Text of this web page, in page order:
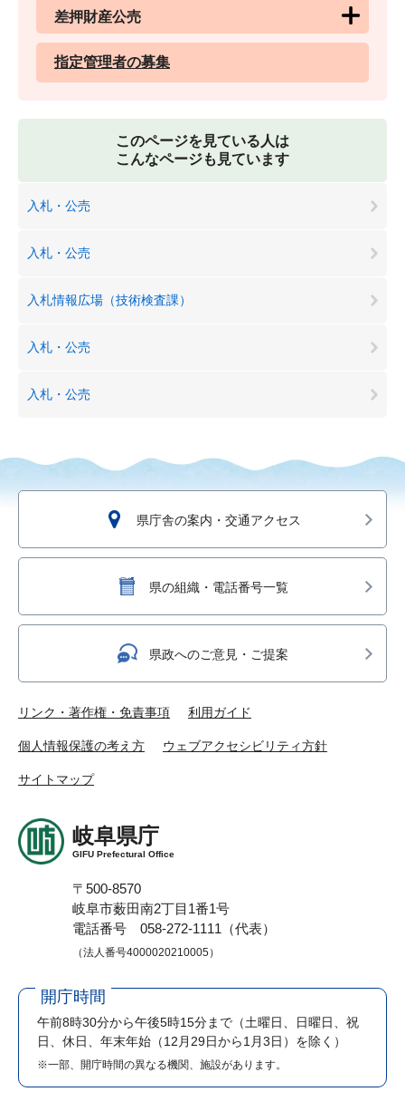
差押財産公売
指定管理者の募集
このページを見ている人は
こんなページも見ています
入札・公売
入札・公売
入札情報広場（技術検査課）
入札・公売
入札・公売
県庁舎の案内・交通アクセス
県の組織・電話番号一覧
県政へのご意見・ご提案
リンク・著作権・免責事項 利用ガイド
個人情報保護の考え方 ウェブアクセシビリティ方針
サイトマップ
岐阜県庁
GIFU Prefectural Office
〒500-8570
岐阜市薮田南2丁目1番1号
電話番号 058-272-1111（代表）
（法人番号4000020210005）
開庁時間
午前8時30分から午後5時15分まで （土曜日、日曜日、祝
日、休日、年末年始（12月29日から1月3日）を除く）
※一部、開庁時間の異なる機関、施設があります。